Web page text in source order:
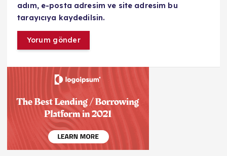
adım, e-posta adresim ve site adresim bu
tarayıcıya kaydedilsin.